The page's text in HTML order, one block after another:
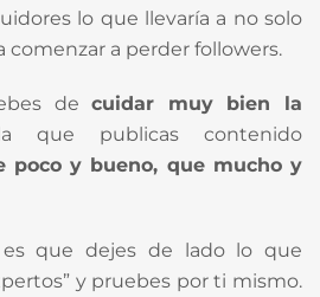
lo que llevaría a no solo
comenzar a perder followers.
decuidar muy bien la
que publicas contenido
poco y bueno, que mucho y
es que dejes de lado lo que
y pruebes por ti mismo.